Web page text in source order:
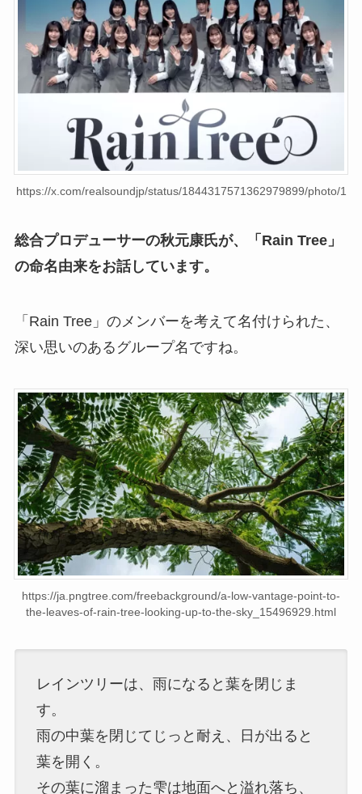
https://x.com/realsoundjp/status/1844317571362979899/photo/1
総合プロデューサーの秋元康氏が、「Rain Tree」
の命名由来をお話しています。
「Rain Tree」のメンバーを考えて名付けられた、
深い思いのあるグループ名ですね。
https://ja.pngtree.com/freebackground/a-low-vantage-point-to-
the-leaves-of-rain-tree-looking-up-to-the-sky_15496929.html
レインツリーは、雨になると葉を閉じま
す。
雨の中葉を閉じてじっと耐え、日が出ると
葉を開く。
その葉に溜まった雫は地面へと溢れ落ち、